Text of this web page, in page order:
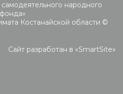
народного
Костанайской области ©
Сайт разработан в «SmartSite»